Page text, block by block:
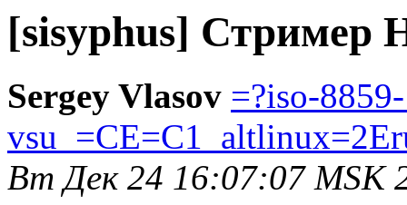
[sisyphus] Стример
Sergey Vlasov =?iso-
Вт Дек 24 16:07:07 MSK